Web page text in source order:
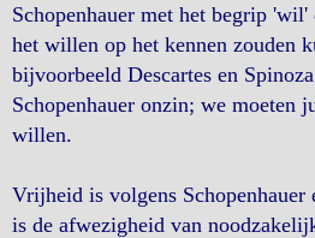
Schopenhauer met het begrip
het willen op het kennen zouden
bijvoorbeeld Descartes en
Schopenhauer onzin; we moeten
willen.
Vrijheid is volgens Schopenhauer
is de afwezigheid van